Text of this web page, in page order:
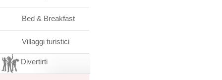
Bed & Breakfast
Villaggi turistici
Divertirti